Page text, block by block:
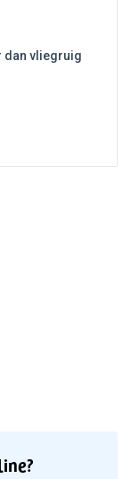
dan vliegruig